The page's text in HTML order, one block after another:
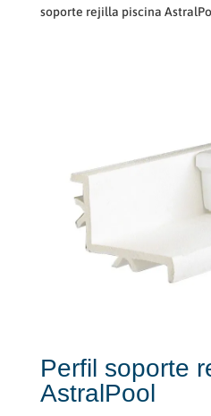
soporte rejilla piscina
Perfil soporte
AstralPool